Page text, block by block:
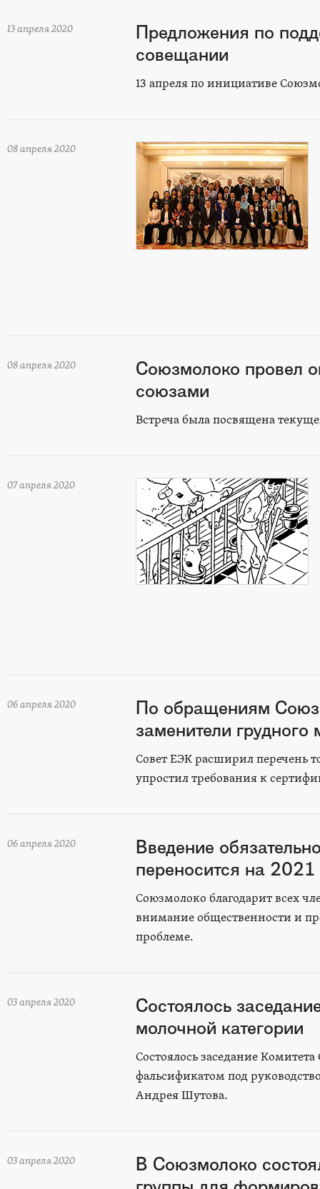
13 апреля 2020
Предложения по
совещании
13 апреля по инициативе
08 апреля 2020
08 апреля 2020
Союзмолоко провел
союзами
Встреча была посвящена
07 апреля 2020
06 апреля 2020
По обращениям
заменители грудного
Совет ЕЭК расширил перечень
упростил требования к
06 апреля 2020
Введение
переносится на 2021
Союзмолоко благодарит всех
внимание общественности и
проблеме.
03 апреля 2020
Состоялось
молочной категории
Состоялось заседание
фальсификатом под
Андрея Шутова.
03 апреля 2020
В Союзмолоко